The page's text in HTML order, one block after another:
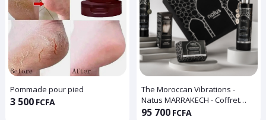
Pommade pour pied
3 500 FCFA
The Moroccan Vibrations -
Natus MARRAKECH - Coffret
Beauté pour Homme à l'Huile
95 700 FCFA